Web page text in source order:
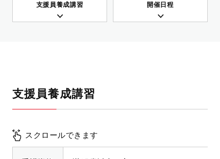
支援員養成講習 開催日程
支援員養成講習
スクロールできます